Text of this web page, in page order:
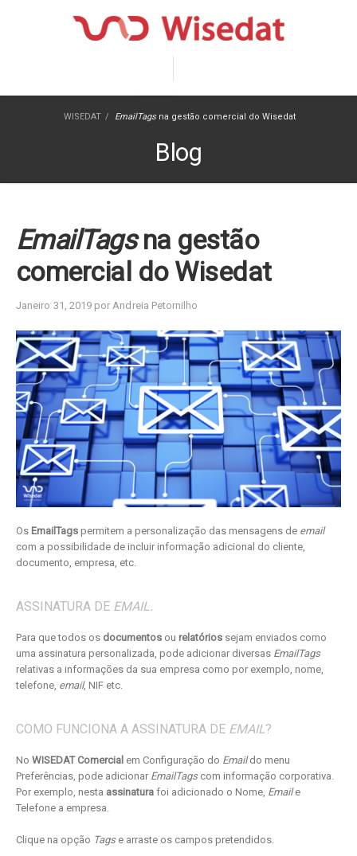
WISEDAT / EmailTagsna gestão comercial do Wisedat
Blog
EmailTagsna gestão
comercial do Wisedat
Janeiro 31, 2019 por Andreia Petornilho
Os EmailTags permitem a personalização das mensagens de email
com a possibilidade de incluir informação adicional do cliente,
documento, empresa, etc.
ASSINATURA DE EMAIL.
Para que todos os documentos ou relatórios sejam enviados como
uma assinatura personalizada, pode adicionar diversas EmailTags
relativas a informações da sua empresa como por exemplo, nome,
telefone, email, NIF etc.
COMO FUNCIONA A ASSINATURA DE EMAIL?
No WISEDAT Comercial em Configuração do Emaildo menu
Preferências, pode adicionar EmailTagscom informação corporativa.
Por exemplo, nesta assinatura foi adicionado o Nome, Emaile
Telefone a empresa.
Clique na opção Tagse arraste os campos pretendidos.